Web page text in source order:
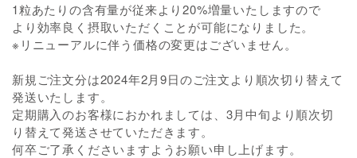
1粒あたりの含有量が従来より20%増量いたしますので
より効率良く摂取いただくことが可能になりました。
※リニューアルに伴う価格の変更はございません。
新規ご注文分は2024年2月9日のご注文より順次切り替えて
発送いたします。
定期購入のお客様におかれましては、3月中旬より順次切
り替えて発送させていただきます。
何卒ご了承くださいますようお願い申し上げます。